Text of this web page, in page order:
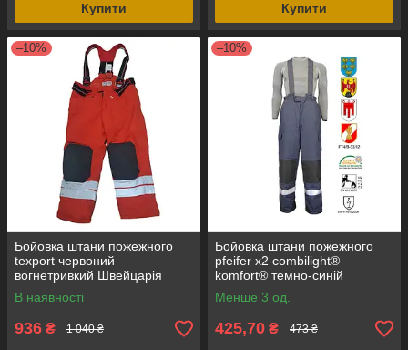
Купити Купити
–10%
Бойовка штани пожежного
texport червоний
вогнетривкий Швейцарія
В наявності
936 ₴ 1 040 ₴
–10%
Бойовка штани пожежного
pfeifer x2 combilight®
komfort® темно-синій
вогнетривкий оригінал
Австрія
Менше 3 од.
425,70 ₴ 473 ₴